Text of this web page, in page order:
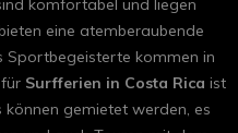
eine atemberaubende
Sportbegeisterte kommen in
Surfferien in Costa Rica ist
gemietet werden, es